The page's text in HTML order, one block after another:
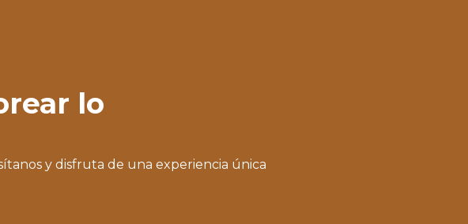
lo
y disfruta de una experiencia única